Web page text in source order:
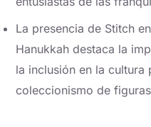
La presencia de Stitch
Hanukkah destaca la
la inclusión en la
coleccionismo de